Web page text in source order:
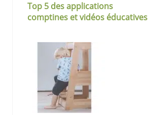
Top 5 des applications
comptines et vidéos éducatives